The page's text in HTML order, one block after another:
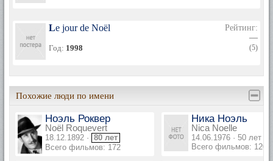
Le jour de Noël
Год: 1998
Рейтинг:
—
(5)
Похожие люди по имени
Ноэль Роквер
Noël Roquevert
18.12.1892 · 80 лет
Всего фильмов: 172
Ника Ноэль
Nica Noelle
14.06.1976 · 50 лет
Всего фильмов: 120